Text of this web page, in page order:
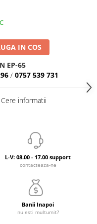
IN COS
EP-65
/ 0757 539 731
informatii
L-V: 08.00 - 17.00 support
contacteaza-ne
Banii Inapoi
nu esti multumit?